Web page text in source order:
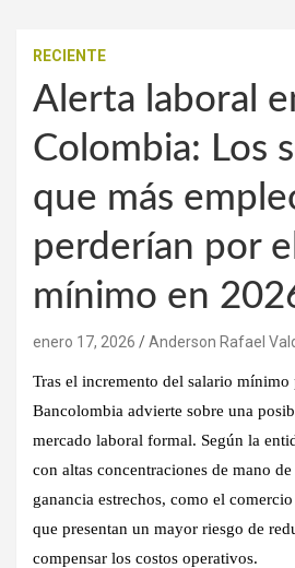
RECIENTE
Alerta laboral
Colombia: Los
que más
perderían por
mínimo en
enero 17, 2026 Anderson Rafael
Tras el incremento del salario mínimo
Bancolombia advierte sobre una
mercado laboral formal. Según la
con altas concentraciones de mano
ganancia estrechos, como el
que presentan un mayor riesgo de
compensar los costos operativos.